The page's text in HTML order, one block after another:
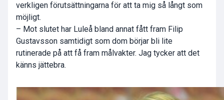
verkligen förutsättningarna för att ta mig så långt som
möjligt.
– Mot slutet har Luleå bland annat fått fram Filip
Gustavsson samtidigt som dom börjar bli lite
rutinerade på att få fram målvakter. Jag tycker att det
känns jättebra.